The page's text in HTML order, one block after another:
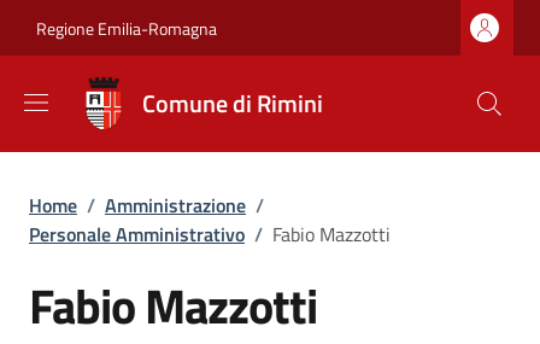
Regione Emilia-Romagna
Comune di Rimini
Briciole di pane
Home / Amministrazione /
Personale Amministrativo / Fabio Mazzotti
Fabio Mazzotti